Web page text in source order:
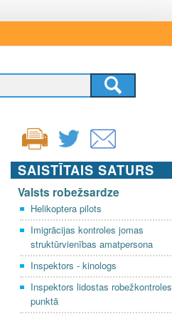
SAISTĪTAIS SATURS
Valsts robežsardze
Helikoptera pilots
Imigrācijas kontroles jomas
struktūrvienības amatpersona
Inspektors - kinologs
Inspektors lidostas robežkontroles
punktā